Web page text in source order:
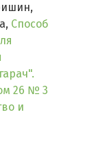
Способ
26 № 3
и